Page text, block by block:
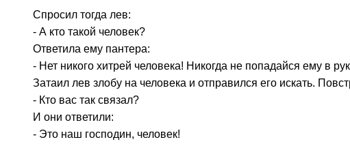
Спросил тогда лев:
- А кто такой человек?
Ответила ему пантера:
- Нет никого хитрей человека! Никогда не попадайся ему в
Затаил лев злобу на человека и отправился его искать.
- Кто вас так связал?
И они ответили:
- Это наш господин, человек!